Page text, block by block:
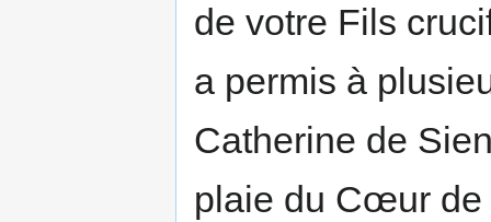
de votre Fils
a permis à
Catherine de
plaie du Cœur de